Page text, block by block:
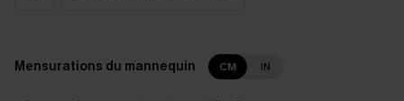
Mensurations du mannequin CM IN